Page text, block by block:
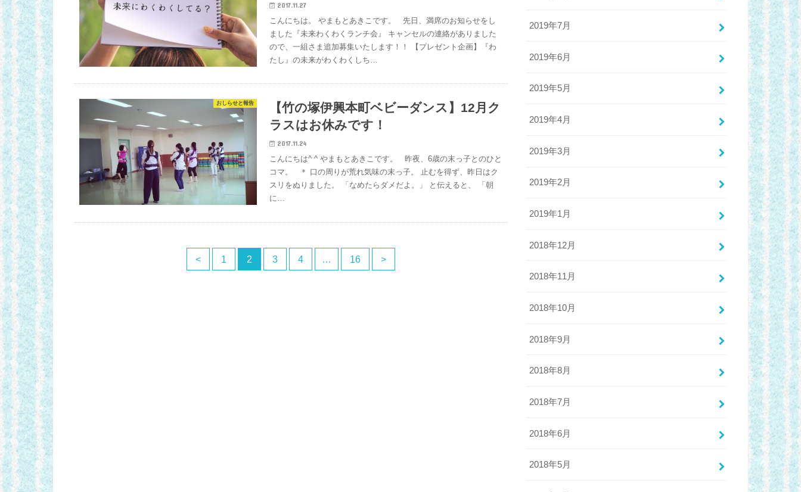
2017.11.27
こんにちは。 やまもとあきこです。 先日、満席のお知らせをし
ました『未来わくわくランチ会』 キャンセルの連絡がありました
ので、一組さま追加募集いたします！！ 【プレゼント企画】『わ
たし』の未来がわくわくしち…
おしらせと報告
【竹の塚伊興本町ベビーダンス】12月ク
ラスはお休みです！
2017.11.24
こんにちは^ ^ やまもとあきこです。 昨夜、6歳の末っ子とのひと
コマ。 ＊ 口の周りが荒れ気味の末っ子。 止むを得ず、昨日はク
スリをぬりました。 「なめたらダメだよ。」 と伝えると、 「朝
に…
< 1 2 3 4 … 16 >
2019年7月
2019年6月
2019年5月
2019年4月
2019年3月
2019年2月
2019年1月
2018年12月
2018年11月
2018年10月
2018年9月
2018年8月
2018年7月
2018年6月
2018年5月